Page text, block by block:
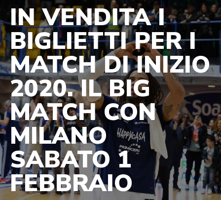
IN VENDITA I
BIGLIETTI PER I
MATCH DI INIZIO
2020. IL BIG
MATCH CON
MILANO
SABATO 1
FEBBRAIO